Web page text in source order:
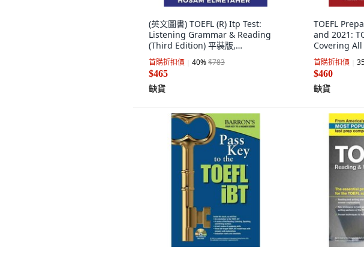
(英文圖書) TOEFL (R) Itp Test:
Listening Grammar & Reading
(Third Edition) 平裝版,
Independently Published, 英文
首購折扣價 40%$783
$465
缺貨
TOEFL
and 2021:
Covering
Listening ...
Books, 英文
首購折扣價
$460
缺貨